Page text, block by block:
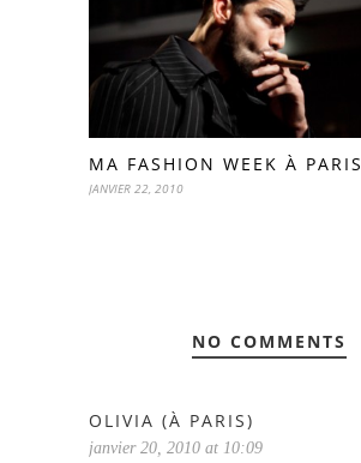
MA FASHION WEEK À PARIS
JANVIER 22, 2010
NO COMMENTS
OLIVIA (À PARIS)
janvier 20, 2010 at 10:09